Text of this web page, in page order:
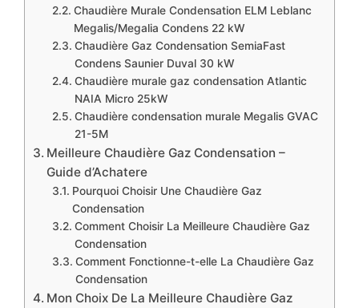
Chaudière Murale Condensation ELM Leblanc
Megalis/Megalia Condens 22 kW
Chaudière Gaz Condensation SemiaFast
Condens Saunier Duval 30 kW
Chaudière murale gaz condensation Atlantic
NAIA Micro 25kW
Chaudière condensation murale Megalis GVAC
21-5M
Meilleure Chaudière Gaz Condensation –
Guide d’Achatere
Pourquoi Choisir Une Chaudière Gaz
Condensation
Comment Choisir La Meilleure Chaudière Gaz
Condensation
Comment Fonctionne-t-elle La Chaudière Gaz
Condensation
Mon Choix De La Meilleure Chaudière Gaz